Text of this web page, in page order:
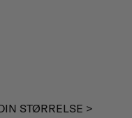
STØRRELSE >